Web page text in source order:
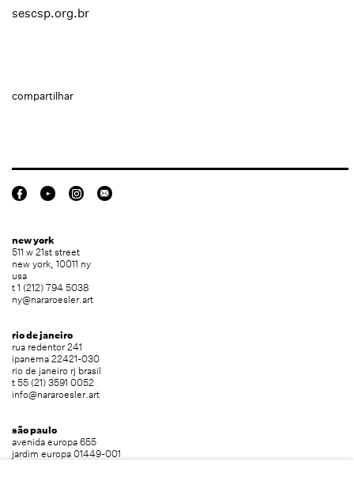
sescsp.org.br
compartilhar
new york
511 w 21st street
new york, 10011 ny
usa
t 1 (212) 794 5038
ny@nararoesler.art
rio de janeiro
rua redentor 241
ipanema 22421-030
rio de janeiro rj brasil
t 55 (21) 3591 0052
info@nararoesler.art
são paulo
avenida europa 655
jardim europa 01449-001